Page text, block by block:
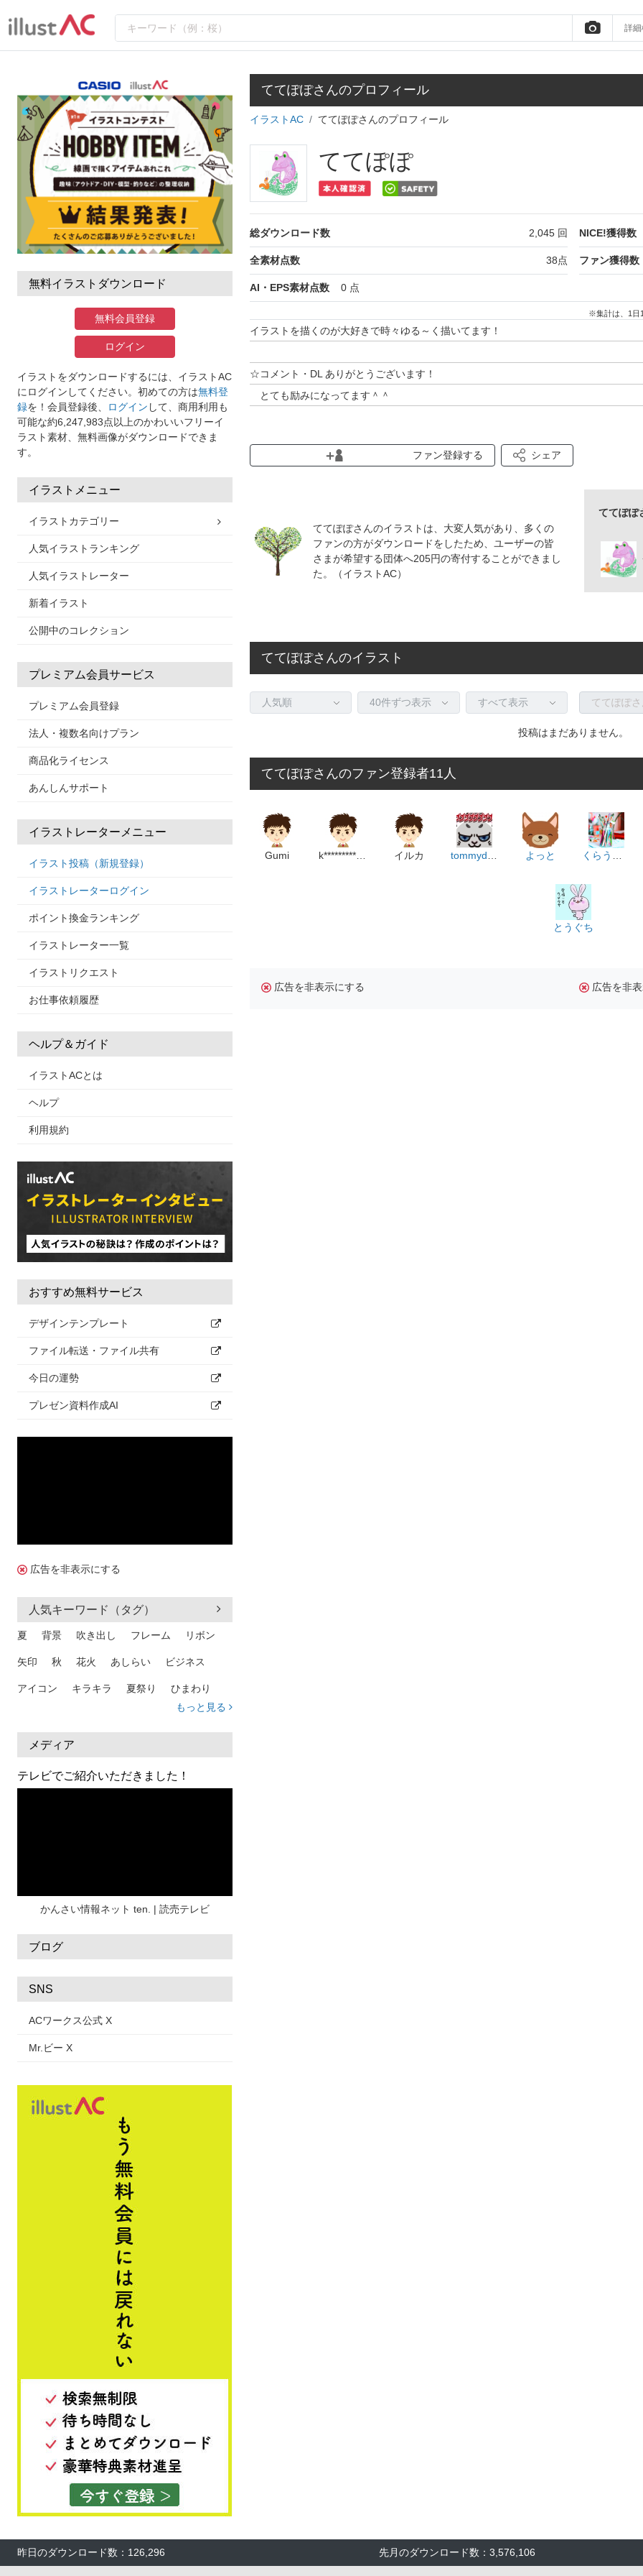
詳細
無料イラストダウンロード
無料会員登録
ログイン
イラストをダウンロードするには、イラストAC
にログインしてください。初めての方は無料登
録を！会員登録後、 ログイン して、商用利用も
可能な約6,247,983点以上のかわいいフリーイ
ラスト素材、無料画像がダウンロードできま
す。
イラストメニュー
イラストカテゴリー
人気イラストランキング
人気イラストレーター
新着イラスト
公開中のコレクション
プレミアム会員サービス
プレミアム会員登録
法人・複数名向けプラン
商品化ライセンス
あんしんサポート
イラストレーターメニュー
イラスト投稿（新規登録）
イラストレーターログイン
ポイント換金ランキング
イラストレーター一覧
イラストリクエスト
お仕事依頼履歴
ヘルプ＆ガイド
イラストACとは
ヘルプ
利用規約
おすすめ無料サービス
デザインテンプレート
ファイル転送・ファイル共有
今日の運勢
プレゼン資料作成AI
広告を非表示にする
人気キーワード（タグ）
夏 背景 吹き出し フレーム リボン
矢印 秋 花火 あしらい ビジネス
アイコン キラキラ 夏祭り ひまわり
熱中症
人物 暑中見舞い
日本地図 海
もっと見る
メディア
テレビでご紹介いただきました！
かんさい情報ネット ten. | 読売テレビ
ブログ
SNS
ACワークス公式 X
Mr.ビー X
ててぽぽさんのプロフィール
イラストAC ててぽぽさんのプロフィール
ててぽぽ
総ダウンロード数 2,045 回
全素材点数 38点
NICE!獲得数
ファン獲得数
AI・EPS素材点数 0 点
※集計は、1日
イラストを描くのが大好きで時々ゆる～く描いてます！
☆コメント・DL ありがとうございます！
とても励みになってます＾＾
※当方はAdobe製品で制作していない為､セットでの投稿が出来ずお手数おかけして
ファン登録する シェア
ててぽぽさんのイラストは、大変人気があり、多くの
ファンの方がダウンロードをしたため、ユーザーの皆
さまが希望する団体へ205円の寄付することができまし
た。（イラストAC）
ててぽぽ
ててぽぽさんのイラスト
投稿はまだありません。
ててぽぽさんのファン登録者11人
Gumi イルカ よっと
とうぐち
広告を非表示にする 広告を非
昨日のダウンロード数：126,296 先月のダウンロード数：3,576,106